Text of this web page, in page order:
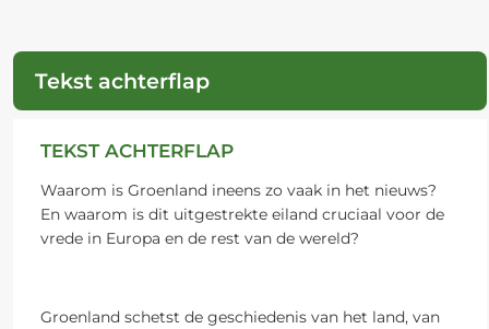
Tekst achterflap
TEKST ACHTERFLAP
Waarom is Groenland ineens zo vaak in het nieuws?
En waarom is dit uitgestrekte eiland cruciaal voor de
vrede in Europa en de rest van de wereld?
Groenland schetst de geschiedenis van het land, van